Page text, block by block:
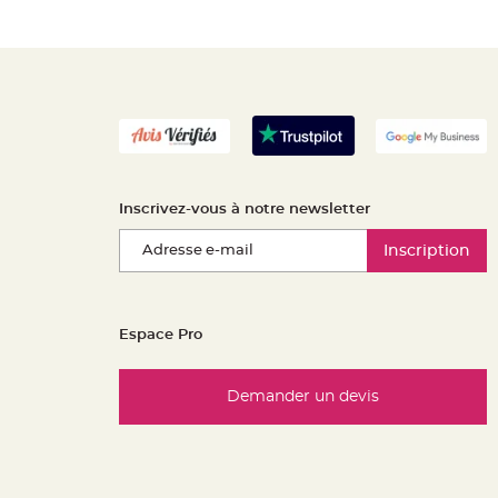
Inscrivez-vous à notre newsletter
Inscription
Espace Pro
Demander un devis